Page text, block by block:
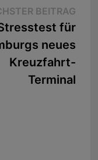
BEITRAG
für
neues
Kreuzfahrt-
Terminal